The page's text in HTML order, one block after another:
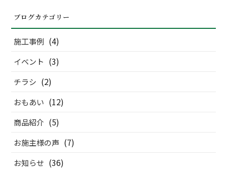
ブログカテゴリー
施工事例 (4)
イベント (3)
チラシ (2)
おもあい (12)
商品紹介 (5)
お施主様の声 (7)
お知らせ (36)